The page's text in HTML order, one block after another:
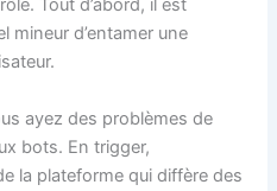
Tout d’abord, il est
mineur d’entamer une
ayez des problèmes de
bots. En trigger,
la plateforme qui diffère des